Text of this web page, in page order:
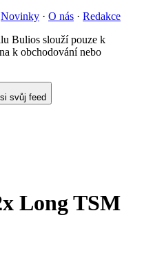
Novinky · O nás · Redakce
Bulios slouží pouze k
k obchodování nebo
svůj feed
Long TSM